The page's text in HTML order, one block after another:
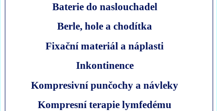
Baterie do naslouchadel
Berle, hole a chodítka
Fixační materiál a náplasti
Inkontinence
Kompresivní punčochy a návleky
Kompresní terapie lymfedému